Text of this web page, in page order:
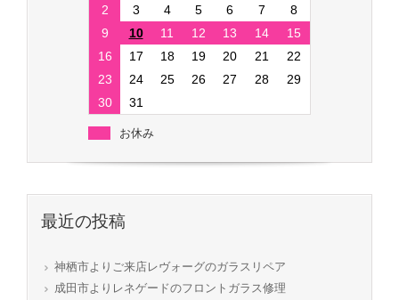
2
3 4 5 6 7
8
9
10 11 12 13 14
15
16
17 18 19 20 21
22
23
24 25 26 27 28
29
30
31
お休み
最近の投稿
神栖市よりご来店レヴォーグのガラスリペア
成田市よりレネゲードのフロントガラス修理